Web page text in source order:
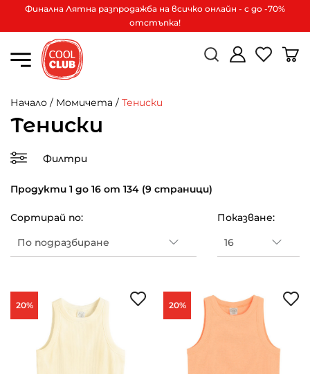
Финална Лятна разпродажба на всичко онлайн - с до -70%
отстъпка!
Начало / Момичета / Тениски
Тениски
Филтри
Продукти 1 до 16 от 134 (9 страници)
Сортирай по: Показване:
20% 20%